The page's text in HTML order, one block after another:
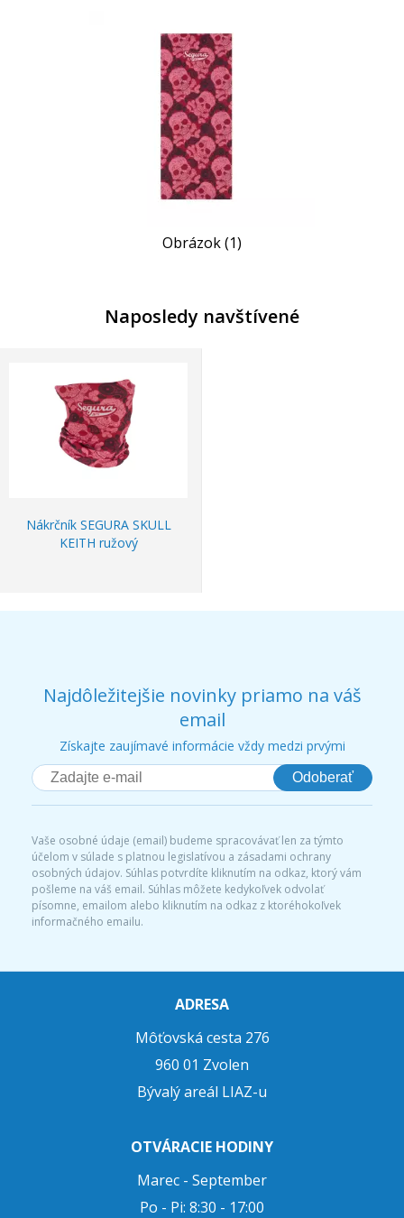
Obrázok (1)
Naposledy navštívené
Nákrčník SEGURA SKULL
KEITH ružový
Najdôležitejšie novinky priamo na váš
email
Získajte zaujímavé informácie vždy medzi prvými
Odoberať
Vaše osobné údaje (email) budeme spracovávať len za týmto
účelom v súlade s platnou legislatívou a zásadami ochrany
osobných údajov. Súhlas potvrdíte kliknutím na odkaz, ktorý vám
pošleme na váš email. Súhlas môžete kedykoľvek odvolať
písomne, emailom alebo kliknutím na odkaz z ktoréhokoľvek
informačného emailu.
ADRESA
Môťovská cesta 276
960 01 Zvolen
Bývalý areál LIAZ-u
OTVÁRACIE HODINY
Marec - September
Po - Pi: 8:30 - 17:00